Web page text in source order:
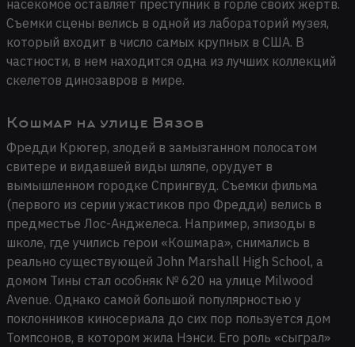
насекомое оставляет преступник в горле своих жертв.
Съемки сцены велись в одной из лабораторий музея,
который входит в число самых крупных в США. В
частности, в нем находится одна из лучших коллекций
скелетов динозавров в мире.
Кошмар на улице Вязов
Фредди Крюгер, злодей в замызганном полосатом
свитере и видавшей виды шляпе, орудует в
вымышленном городке Спрингвуд. Съемки фильма
(первого из серии ужастиков про Фредди) велись в
предместье Лос-Анджелеса. Например, эпизоды в
школе, где учились герои «Кошмара», снимались в
реально существующей John Marshall High School, а
домом Тины стал особняк № 620 на улице Milwood
Avenue. Однако самой большой популярностью у
поклонников киносериала до сих пор пользуется дом
Томпсонов, в котором жила Нэнси. Его роль «сыграл»